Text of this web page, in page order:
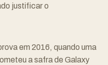
justificar o
em 2016, quando uma
a safra de Galaxy